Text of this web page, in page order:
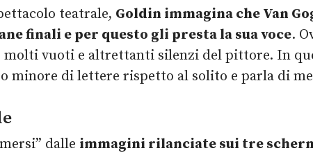
teatrale, Goldin immagina che Van
finali e per questo gli presta la sua voce.
vuoti e altrettanti silenzi del pittore. In
minore di lettere rispetto al solito e parla di
dalle immagini rilanciate sui tre